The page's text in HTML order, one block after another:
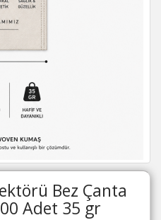
Bez Çanta
Adet 35 gr